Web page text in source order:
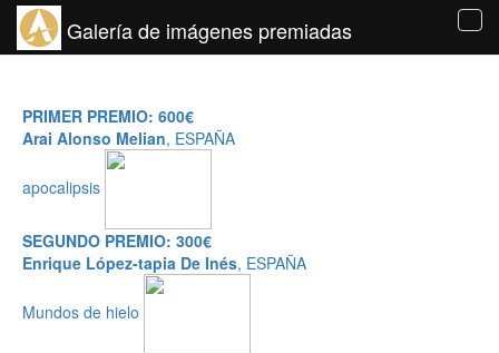
Galería de imágenes premiadas
PRIMER PREMIO: 600€
Arai Alonso Melian, ESPAÑA
apocalipsis
SEGUNDO PREMIO: 300€
Enrique López-tapia De Inés, ESPAÑA
Mundos de hielo